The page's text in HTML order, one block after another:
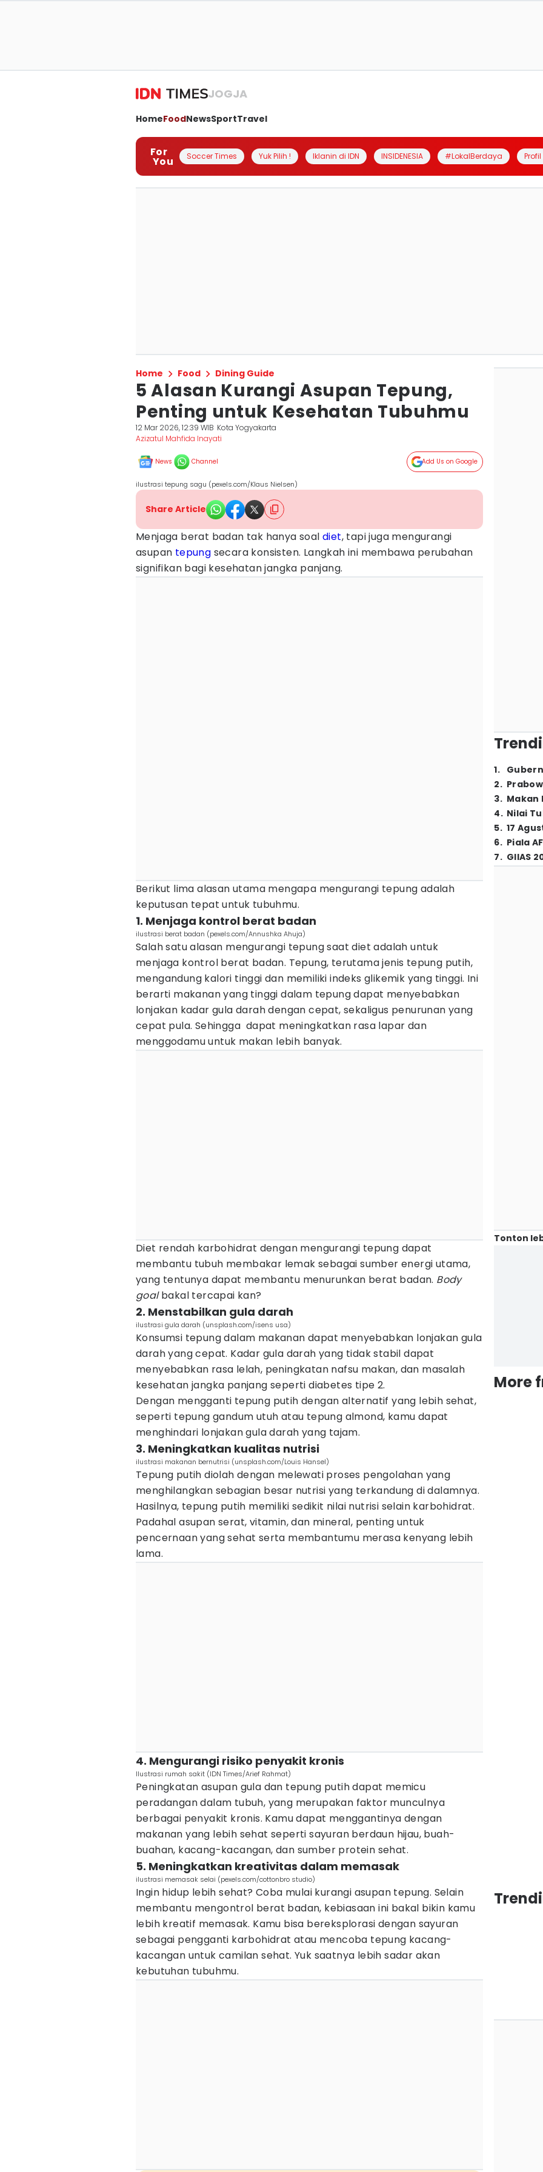
JOGJA
HomeFoodNewsSportTravel
For
You Soccer Times Yuk Pilih ! Iklanin di IDN INSIDENESIA #LokalBerdaya
Home Food Dining Guide
5 Alasan Kurangi Asupan Tepung,
Penting untuk Kesehatan Tubuhmu
12 Mar 2026, 12:39 WIB Kota Yogyakarta
Azizatul Mahfida Inayati
News Channel Add Us on Google
ilustrasi tepung sagu (pexels.com/Klaus Nielsen)
Share Article
Menjaga berat badan tak hanya soal diet, tapi juga mengurangi
asupan tepung secara konsisten. Langkah ini membawa perubahan
signifikan bagi kesehatan jangka panjang.
Berikut lima alasan utama mengapa mengurangi tepung adalah
keputusan tepat untuk tubuhmu.
1. Menjaga kontrol berat badan
ilustrasi berat badan (pexels.com/Annushka Ahuja)
Salah satu alasan mengurangi tepung saat diet adalah untuk
menjaga kontrol berat badan. Tepung, terutama jenis tepung putih,
mengandung kalori tinggi dan memiliki indeks glikemik yang tinggi. Ini
berarti makanan yang tinggi dalam tepung dapat menyebabkan
lonjakan kadar gula darah dengan cepat, sekaligus penurunan yang
cepat pula. Sehingga dapat meningkatkan rasa lapar dan
menggodamu untuk makan lebih banyak.
Diet rendah karbohidrat dengan mengurangi tepung dapat
membantu tubuh membakar lemak sebagai sumber energi utama,
yang tentunya dapat membantu menurunkan berat badan. Body
goalbakal tercapai kan?
2. Menstabilkan gula darah
ilustrasi gula darah (unsplash.com/isens usa)
Konsumsi tepung dalam makanan dapat menyebabkan lonjakan gula
darah yang cepat. Kadar gula darah yang tidak stabil dapat
menyebabkan rasa lelah, peningkatan nafsu makan, dan masalah
kesehatan jangka panjang seperti diabetes tipe 2.
Dengan mengganti tepung putih dengan alternatif yang lebih sehat,
seperti tepung gandum utuh atau tepung almond, kamu dapat
menghindari lonjakan gula darah yang tajam.
3. Meningkatkan kualitas nutrisi
ilustrasi makanan bernutrisi (unsplash.com/Louis Hansel)
Tepung putih diolah dengan melewati proses pengolahan yang
menghilangkan sebagian besar nutrisi yang terkandung di dalamnya.
Hasilnya, tepung putih memiliki sedikit nilai nutrisi selain karbohidrat.
Padahal asupan serat, vitamin, dan mineral, penting untuk
pencernaan yang sehat serta membantumu merasa kenyang lebih
lama.
4. Mengurangi risiko penyakit kronis
Ilustrasi rumah sakit (IDN Times/Arief Rahmat)
Peningkatan asupan gula dan tepung putih dapat memicu
peradangan dalam tubuh, yang merupakan faktor munculnya
berbagai penyakit kronis. Kamu dapat menggantinya dengan
makanan yang lebih sehat seperti sayuran berdaun hijau, buah-
buahan, kacang-kacangan, dan sumber protein sehat.
5. Meningkatkan kreativitas dalam memasak
ilustrasi memasak selai (pexels.com/cottonbro studio)
Ingin hidup lebih sehat? Coba mulai kurangi asupan tepung. Selain
membantu mengontrol berat badan, kebiasaan ini bakal bikin kamu
lebih kreatif memasak. Kamu bisa bereksplorasi dengan sayuran
sebagai pengganti karbohidrat atau mencoba tepung kacang-
kacangan untuk camilan sehat. Yuk saatnya lebih sadar akan
kebutuhan tubuhmu.
1.
2.
3. Makan
4. Nilai
5. 17
6. Piala
7. GIIAS
Tonton
More